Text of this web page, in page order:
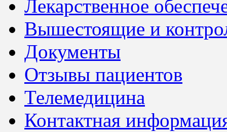
Лекарственное
Вышестоящие и
Документы
Отзывы пациентов
Телемедицина
Контактная